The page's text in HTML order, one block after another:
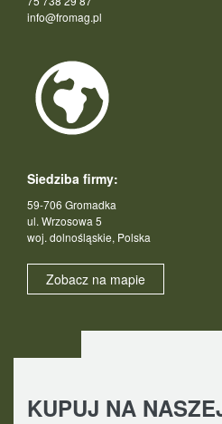
info@fromag.pl
Siedziba firmy:
59-706 Gromadka
ul. Wrzosowa 5
woj. dolnośląskie, Polska
Zobacz na mapie
KUPUJ NA